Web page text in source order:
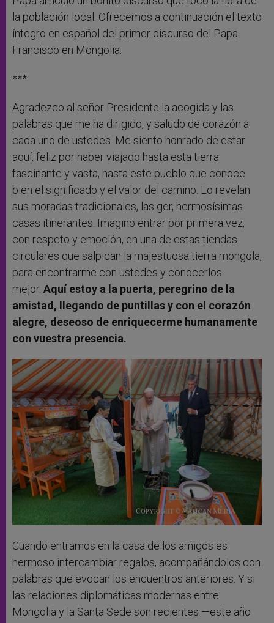
la población local. Ofrecemos a continuación el texto
íntegro en español del primer discurso del Papa
Francisco en Mongolia.
***
Agradezco al señor Presidente la acogida y las
palabras que me ha dirigido, y saludo de corazón a
cada uno de ustedes. Me siento honrado de estar
aquí, feliz por haber viajado hasta esta tierra
fascinante y vasta, hasta este pueblo que conoce
bien el significado y el valor del camino. Lo revelan
sus moradas tradicionales, las ger, hermosísimas
casas itinerantes. Imagino entrar por primera vez,
con respeto y emoción, en una de estas tiendas
circulares que salpican la majestuosa tierra mongola,
para encontrarme con ustedes y conocerlos
mejor. Aquí estoy a la puerta, peregrino de la
amistad, llegando de puntillas y con el corazón
alegre, deseoso de enriquecerme humanamente
con vuestra presencia.
Cuando entramos en la casa de los amigos es
hermoso intercambiar regalos, acompañándolos con
palabras que evocan los encuentros anteriores. Y si
las relaciones diplomáticas modernas entre
Mongolia y la Santa Sede son recientes —este año